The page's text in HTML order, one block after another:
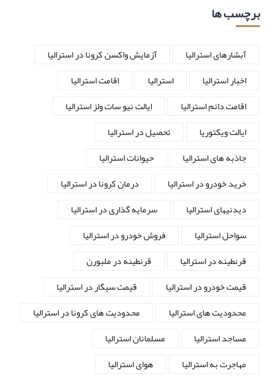
برچسب ها
آبشارهای استرالیا
آزمایش واکسن کرونا در استرالیا
اخبار استرالیا
استرالیا
اقامت استرالیا
اقامت دائم استرالیا
ایالت نیو سات ولز استرالیا
ایالت ویکتوریا
تحصیل در استرالیا
جاذبه های استرالیا
حیوانات استرالیا
خرید خودرو در استرالیا
درمان کرونا در استرالیا
دیدنیهای استرالیا
سرمایه گذاری در استرالیا
سواحل استرالیا
فروش خودرو در استرالیا
قرنطینه در استرالیا
قرنطینه در ملبورن
قیمت خودرو در استرالیا
قیمت سیگار در استرالیا
محدودیت های استرالیا
محدودیت های کرونا در استرالیا
مساجد استرالیا
مسلمانان استرالیا
مهاجرت به استرالیا
هوای استرالیا